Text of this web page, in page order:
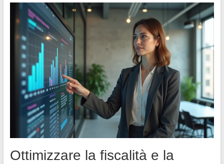
Ottimizzare la fiscalità e la